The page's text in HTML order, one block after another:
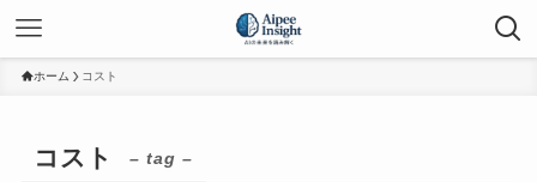
ホーム コスト
コスト – tag –